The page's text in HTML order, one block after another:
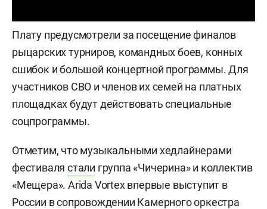
Плату предусмотрели за посещение финалов
рыцарских турниров, командных боев, конных
сшибок и большой концертной программы. Для
участников СВО и членов их семей на платных
площадках будут действовать специальные
соцпрограммы.
Отметим, что музыкальными хедлайнерами
фестивалястали группа «Чичерина» и коллектив
«Мещера». Arida Vortex впервые выступит в
России в сопровождении Камерного оркестра